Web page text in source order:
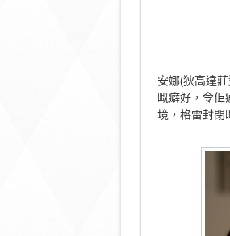
安娜(狄高達
嘅癖好，令佢
境，格雷封閉